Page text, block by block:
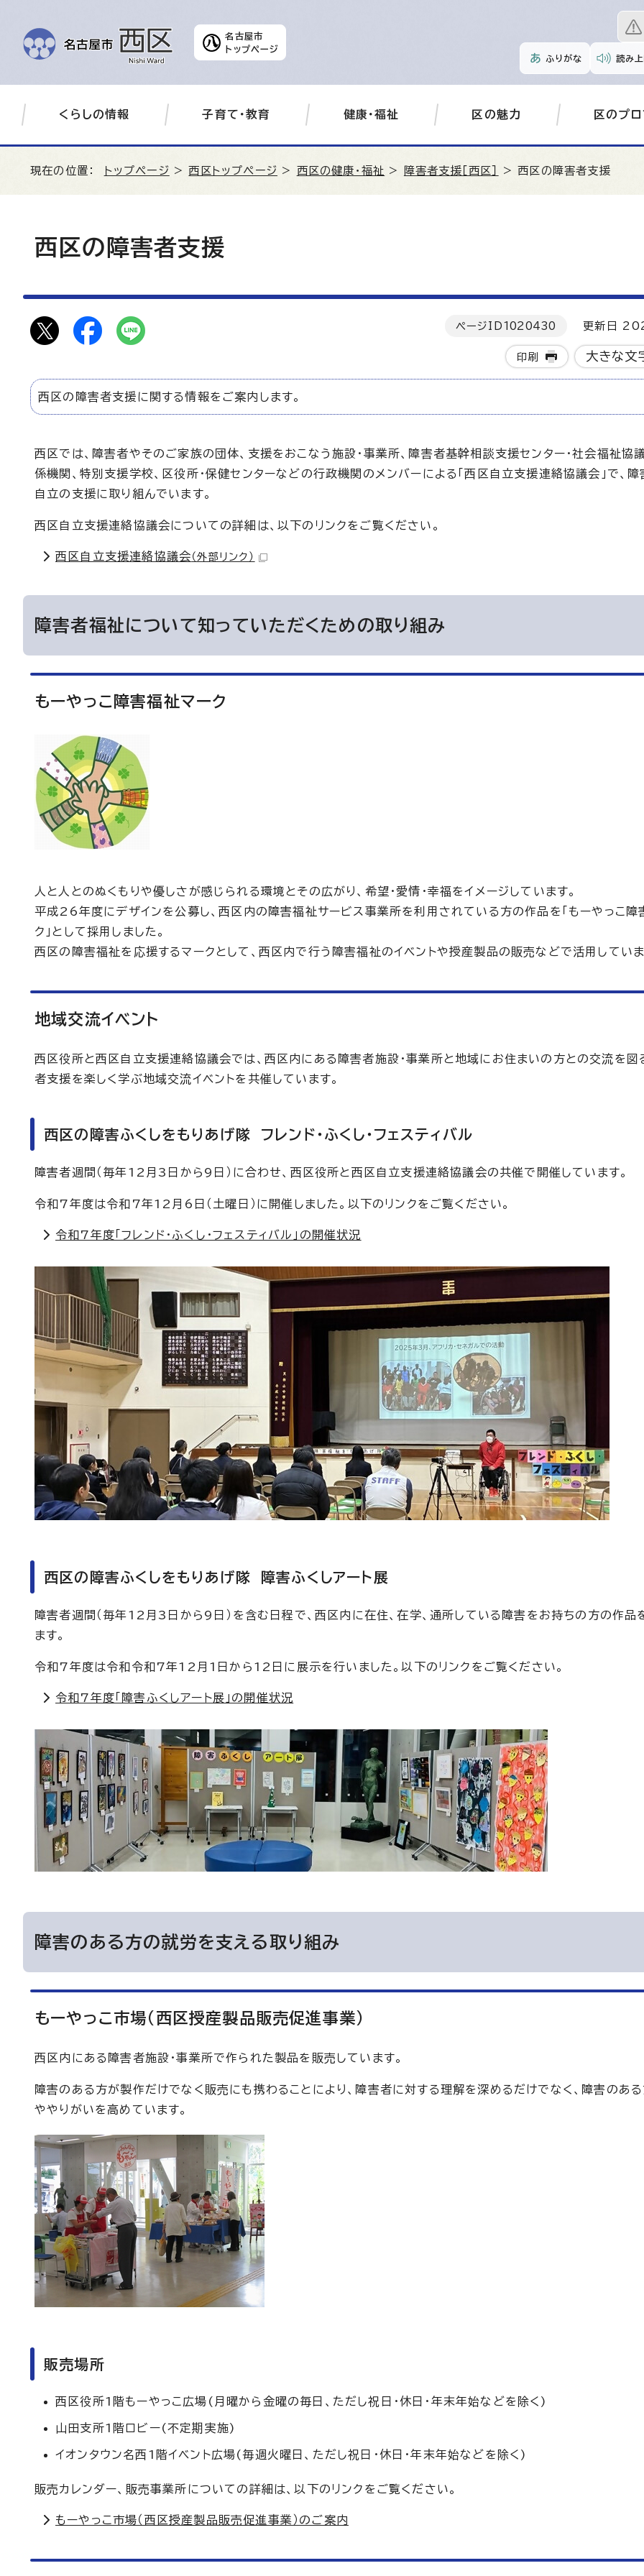
名古屋市
トップページ
ふりがな 読み
くらしの情報 子育て・教育 健康・福祉 区の魅力 区のプ
現在の位置： トップページ > 西区トップページ > 西区の健康・福祉 > 障害者支援［西区］ > 西区の障害者支援
西区の障害者支援
ページID 1020430 更新日
印刷 大きな文
西区の障害者支援に関する情報をご案内します。
西区では、障害者やそのご家族の団体、支援をおこなう施設・事業所、障害者基幹相談支援センター・社会福祉協
係機関、特別支援学校、区役所・保健センターなどの行政機関のメンバーによる「西区自立支援連絡協議会」で、
自立の支援に取り組んでいます。
西区自立支援連絡協議会についての詳細は、以下のリンクをご覧ください。
西区自立支援連絡協議会 （外部リンク）
障害者福祉について知っていただくための取り組み
もーやっこ障害福祉マーク
人と人とのぬくもりや優しさが感じられる環境とその広がり、希望・愛情・幸福をイメージしています。
平成26年度にデザインを公募し、西区内の障害福祉サービス事業所を利用されている方の作品を「もーやっこ障
ク」として採用しました。
西区の障害福祉を応援するマークとして、西区内で行う障害福祉のイベントや授産製品の販売などで活用していま
地域交流イベント
西区役所と西区自立支援連絡協議会では、西区内にある障害者施設・事業所と地域にお住まいの方との交流を図
者支援を楽しく学ぶ地域交流イベントを共催しています。
西区の障害ふくしをもりあげ隊 フレンド・ふくし・フェスティバル
障害者週間（毎年12月3日から9日）に合わせ、西区役所と西区自立支援連絡協議会の共催で開催しています。
令和7年度は令和7年12月6日（土曜日）に開催しました。以下のリンクをご覧ください。
令和7年度「フレンド・ふくし・フェスティバル」の開催状況
西区の障害ふくしをもりあげ隊 障害ふくしアート展
障害者週間（毎年12月3日から9日）を含む日程で、西区内に在住、在学、通所している障害をお持ちの方の作品
ます。
令和7年度は令和令和7年12月1日から12日に展示を行いました。以下のリンクをご覧ください。
令和7年度「障害ふくしアート展」の開催状況
障害のある方の就労を支える取り組み
もーやっこ市場(西区授産製品販売促進事業)
西区内にある障害者施設・事業所で作られた製品を販売しています。
障害のある方が製作だけでなく販売にも携わることにより、障害者に対する理解を深めるだけでなく、障害のあ
ややりがいを高めています。
販売場所
西区役所1階もーやっこ広場(月曜から金曜の毎日、ただし祝日・休日・年末年始などを除く)
山田支所1階ロビー(不定期実施)
イオンタウン名西1階イベント広場(毎週火曜日、ただし祝日・休日・年末年始などを除く)
販売カレンダー、販売事業所についての詳細は、以下のリンクをご覧ください。
もーやっこ市場（西区授産製品販売促進事業）のご案内